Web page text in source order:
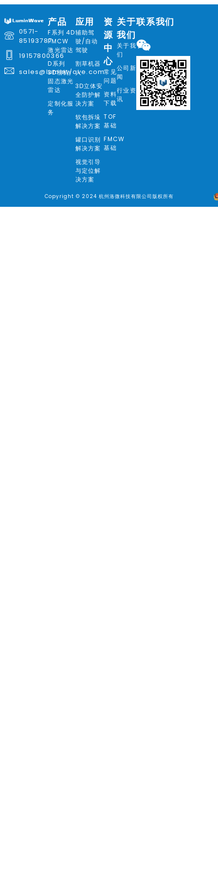
0571-
85193787
19157800366
sales@luminwave.com
产品
F系列 4D
FMCW
激光雷达
D系列
3D相机/
固态激光
雷达
定制化服
务
应用
辅助驾
驶/自动
驾驶
割草机器
人
3D立体安
全防护解
决方案
软包拆垛
解决方案
罐口识别
解决方案
视觉引导
与定位解
决方案
资
源
中
心
常见
问题
资料
下载
TOF
基础
FMCW
基础
关于
我们
关于我
们
公司新
闻
行业资
讯
联系我们
Copyright © 2024 杭州洛微科技有限公司版权所有